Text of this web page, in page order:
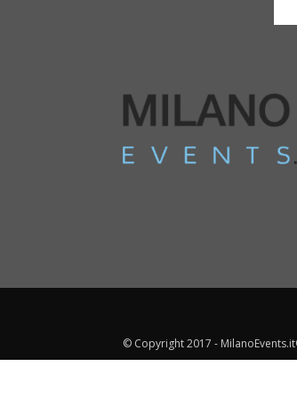
© Copyright 2017 -